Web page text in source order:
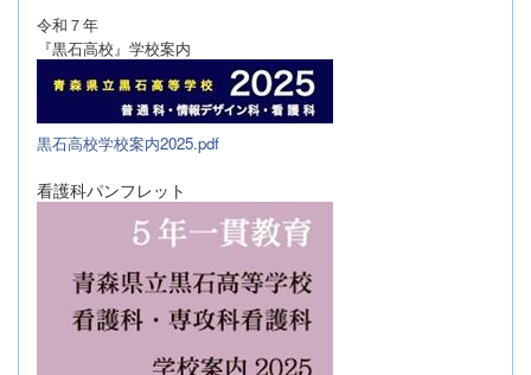
令和７年
『黒石高校』学校案内
黒石高校学校案内2025.pdf
看護科パンフレット